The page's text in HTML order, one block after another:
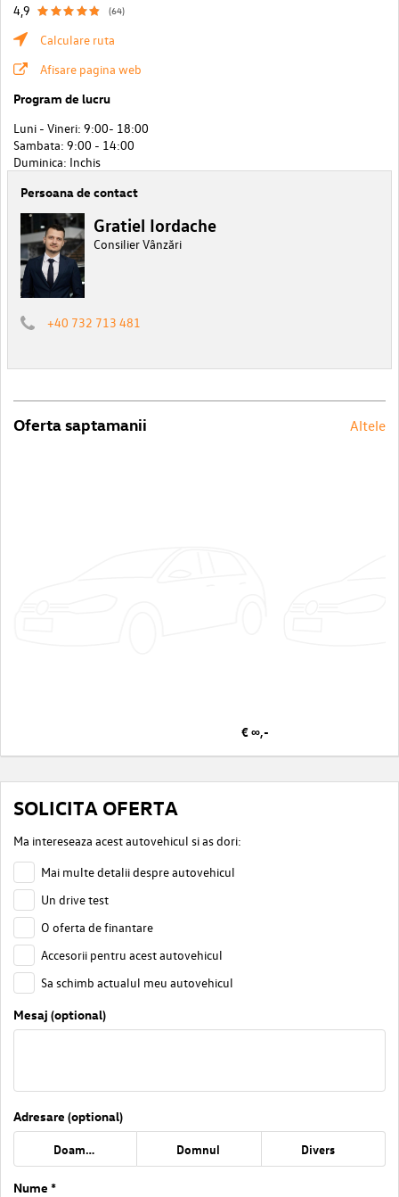
4,9 (64)
Calculare ruta
Afisare pagina web
Program de lucru
Luni - Vineri: 9:00- 18:00
Sambata: 9:00 - 14:00
Duminica: Inchis
Persoana de contact
Gratiel Iordache
Consilier Vânzări
+40 732 713 481
Oferta saptamanii Altele
€ ∞,-
SOLICITA OFERTA
Ma intereseaza acest autovehicul si as dori:
Mai multe detalii despre autovehicul
Un drive test
O oferta de finantare
Accesorii pentru acest autovehicul
Sa schimb actualul meu autovehicul
Mesaj (optional)
Adresare (optional)
Doamna Domnul Divers
Nume *